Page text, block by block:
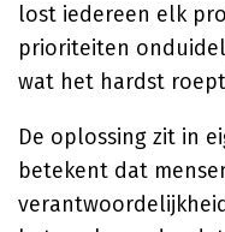
lost iedereen elk
prioriteiten
wat het hardst
De oplossing zit in
betekent dat